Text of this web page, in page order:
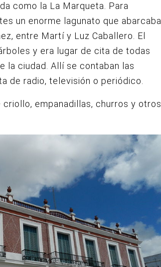
como la La Marqueta. Para
un enorme lagunato que abarcaba
entre Martí y Luz Caballero. El
y era lugar de cita de todas
la ciudad. Allí se contaban las
de radio, televisión o periódico.
empanadillas, churros y otros